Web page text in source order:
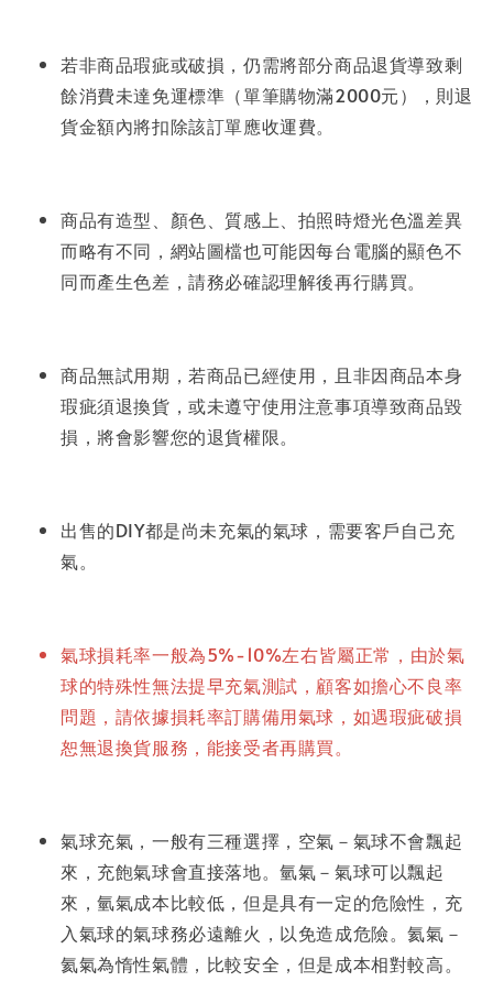
若非商品瑕疵或破損，仍需將部分商品退貨導致剩
餘消費未達免運標準（單筆購物滿2000元），則退
貨金額內將扣除該訂單應收運費。
商品有造型、顏色、質感上、拍照時燈光色溫差異
而略有不同，網站圖檔也可能因每台電腦的顯色不
同而產生色差，請務必確認理解後再行購買。
商品無試用期，若商品已經使用，且非因商品本身
瑕疵須退換貨，或未遵守使用注意事項導致商品毀
損，將會影響您的退貨權限。
出售的DIY都是尚未充氣的氣球，需要客戶自己充
氣。
氣球損耗率一般為5%-10%左右皆屬正常，由於氣
球的特殊性無法提早充氣測試，顧客如擔心不良率
問題，請依據損耗率訂購備用氣球，如遇瑕疵破損
恕無退換貨服務，能接受者再購買。
氣球充氣，一般有三種選擇，空氣－氣球不會飄起
來，充飽氣球會直接落地。氫氣－氣球可以飄起
來，氫氣成本比較低，但是具有一定的危險性，充
入氣球的氣球務必遠離火，以免造成危險。氦氣－
氦氣為惰性氣體，比較安全，但是成本相對較高。